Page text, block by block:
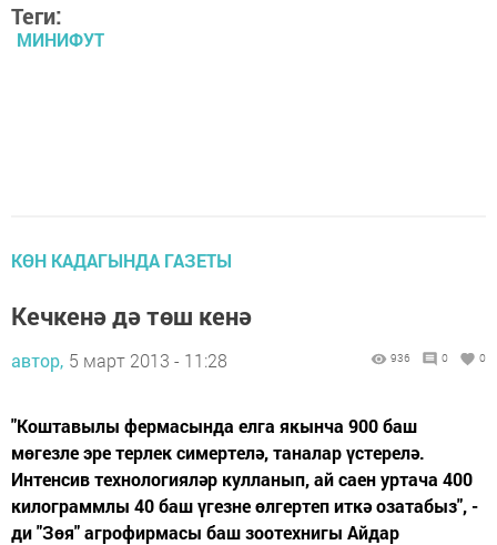
Теги:
МИНИФУТ
КӨН КАДАГЫНДА ГАЗЕТЫ
Кечкенә дә төш кенә
автор, 5 март 2013 - 11:28 936 0 0
"Коштавылы фермасында елга якынча 900 баш
мөгезле эре терлек симертелә, таналар үстерелә.
Интенсив технологияләр кулланып, ай саен уртача 400
килограммлы 40 баш үгезне өлгертеп иткә озатабыз", -
ди "Зөя" агрофирмасы баш зоотехнигы Айдар